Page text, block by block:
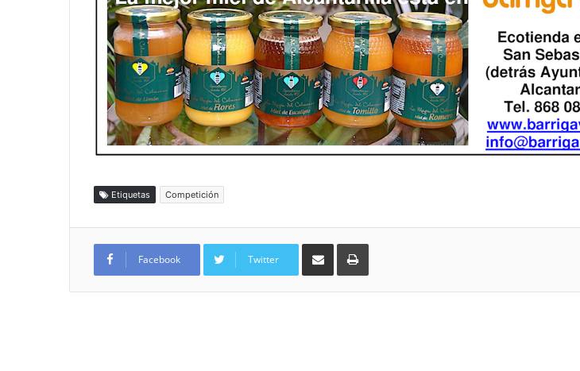
Etiquetas Competición
Facebook Twitter
Compartir por correo electrónicoImprimir